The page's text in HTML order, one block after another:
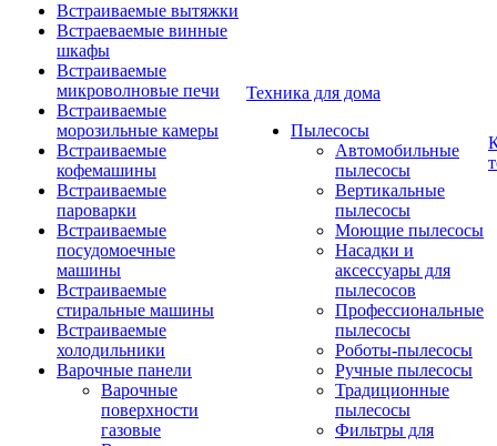
Встраиваемые вытяжки
Встраеваемые винные
шкафы
Встраиваемые
микроволновые печи
Встраиваемые
морозильные камеры
Встраиваемые
кофемашины
Встраиваемые
пароварки
Встраиваемые
посудомоечные
машины
Встраиваемые
стиральные машины
Встраиваемые
холодильники
Варочные панели
Варочные
поверхности
газовые
Техника для дома
Пылесосы
Автомобильные
пылесосы
Вертикальные
пылесосы
Моющие пылесосы
Насадки и
аксессуары для
пылесосов
Профессиональные
пылесосы
Роботы-пылесосы
Ручные пылесосы
Традиционные
пылесосы
Фильтры для